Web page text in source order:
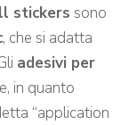
stickers sono
, che si adatta
adesivi per
in quanto
“application